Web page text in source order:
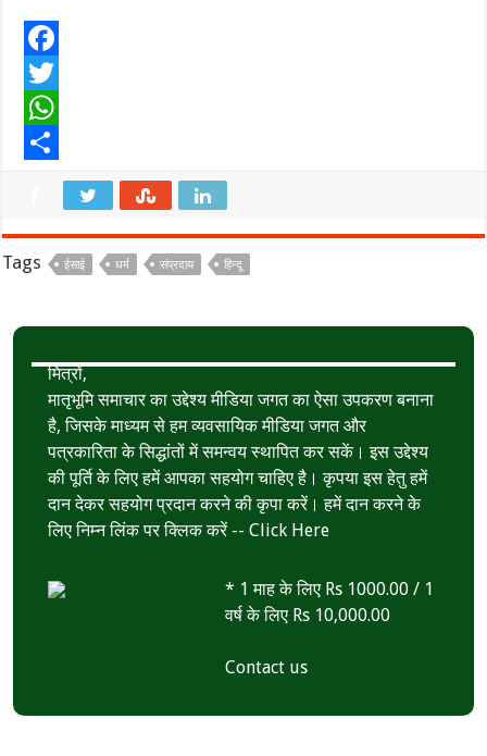
F
a
c
T
w
W
Tags ईसाई धर्म संप्रदाय हिन्दू
मित्रों,
मातृभूमि समाचार का उद्देश्य मीडिया जगत का ऐसा उपकरण बनाना
है, जिसके माध्यम से हम व्यवसायिक मीडिया जगत और
पत्रकारिता के सिद्धांतों में समन्वय स्थापित कर सकें। इस उद्देश्य
की पूर्ति के लिए हमें आपका सहयोग चाहिए है। कृपया इस हेतु हमें
दान देकर सहयोग प्रदान करने की कृपा करें। हमें दान करने के
लिए निम्न लिंक पर क्लिक करें --Click Here
* 1 माह के लिए Rs 1000.00 / 1
वर्ष के लिए Rs 10,000.00
Contact us